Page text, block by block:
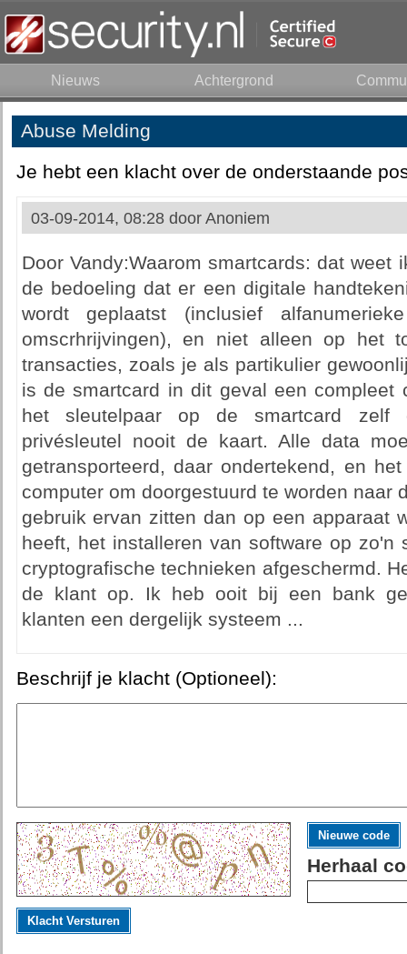
Nieuws Achtergrond
Abuse Melding
Je hebt een klacht over de onderstaande
03-09-2014, 08:28 door Anoniem
Door Vandy:Waarom smartcards: dat weet
de bedoeling dat er een digitale
wordt geplaatst (inclusief
omscrhrijvingen), en niet alleen op het
transacties, zoals je als partikulier
is de smartcard in dit geval een compleet
het sleutelpaar op de smartcard zelf
privésleutel nooit de kaart. Alle data
getransporteerd, daar ondertekend, en
computer om doorgestuurd te worden naar
gebruik ervan zitten dan op een apparaat
heeft, het installeren van software op zo'n
cryptografische technieken afgeschermd.
de klant op. Ik heb ooit bij een bank
klanten een dergelijk systeem ...
Beschrijf je klacht (Optioneel):
Nieuwe code
Herhaal
Klacht Versturen